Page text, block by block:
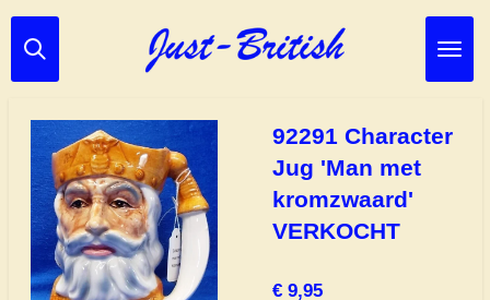
Ga
direct
hoofdinhoud
92291 Character
Jug 'Man met
kromzwaard'
VERKOCHT
€ 9,95